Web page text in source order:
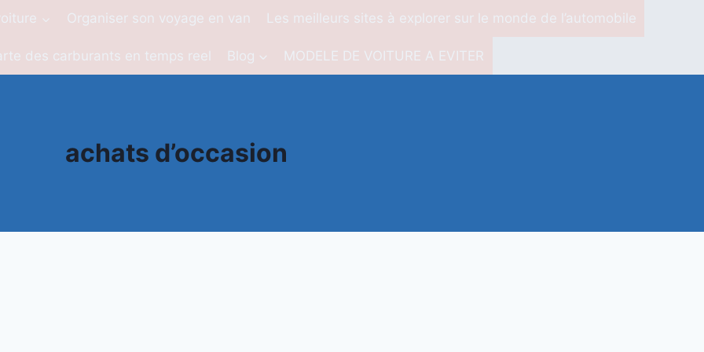
Organiser son voyage en van Les meilleurs sites à explorer sur le monde de l’automobile
des carburants en temps reel Blog MODELE DE VOITURE A EVITER
achats d’occasion